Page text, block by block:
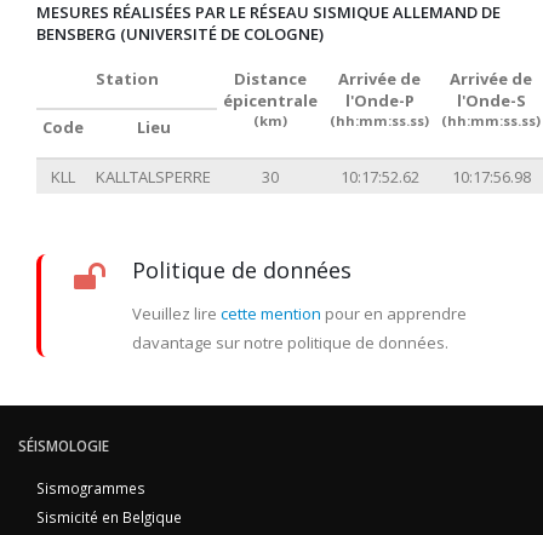
MESURES RÉALISÉES PAR LE RÉSEAU SISMIQUE ALLEMAND DE
BENSBERG (UNIVERSITÉ DE COLOGNE)
Station
Distance
épicentrale
(km)
Arrivée de
l'Onde-P
(hh:mm:ss.ss)
Arrivée de
l'Onde-S
(hh:mm:ss.ss)
Code Lieu
KLL KALLTALSPERRE 30 10:17:52.62 10:17:56.98
Politique de données
Veuillez lire cette mention pour en apprendre
davantage sur notre politique de données.
SÉISMOLOGIE
Sismogrammes
Sismicité en Belgique